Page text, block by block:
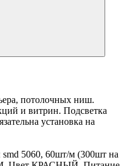
потолочных ниш.
и витрин. Подсветка
установка на
5060, 60шт/м (300шт на